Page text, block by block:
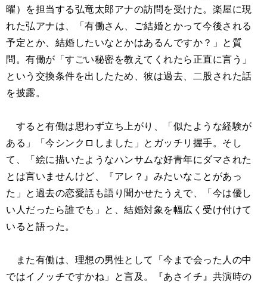
曜）を担当する弘竜太郎アナの訪問を受けた。楽屋に現
れた弘アナは、「有働さん、ご結婚とかって今後される
予定とか、結婚したいなとかはあるんですか？」と質
問。有働が「すごい秘密を教えてくれたら正直に言う」
という交換条件を出したため、彼は過去、二股された話
を披露。
すると有働は思わず立ち上がり、「似たような経験が
ある」「今シンクロしました」とガッチリ握手。そし
て、「絵に描いたようなハンサムな好青年にダマされた
とは言いませんけど、『アレ？』みたいなことがあっ
た」と過去の恋愛話も語り聞かせたうえで、「今は優し
い人だったら誰でも」と、結婚対象を幅広く受け付けて
いると語った。
また有働は、理想の男性として「今まで会った人の中
ではイノッチですかね」と言及。『あさイチ』共演時の